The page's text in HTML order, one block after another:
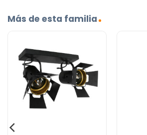
Más de esta familia